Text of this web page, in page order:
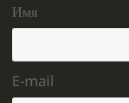
Имя
E-mail